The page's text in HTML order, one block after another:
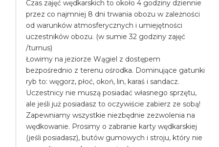
Czas zajęć wędkarskich to około 4 godziny dziennie
przez co najmniej 8 dni trwania obozu w zależności
od warunków atmosferycznych i umiejętności
uczestników obozu. (w sumie 32 godziny zajęć
/turnus)
Łowimy na jeziorze Wągiel z dostępem
bezpośrednio z terenu ośrodka. Dominujące gatunki
ryb to: węgorz, płoć, okoń, lin, karaś i sandacz.
Uczestnicy nie muszą posiadać własnego sprzętu,
ale jeśli już posiadasz to oczywiście zabierz ze sobą!
Zapewniamy wszystkie niezbędnie zezwolenia na
wędkowanie. Prosimy o zabranie karty wędkarskiej
(jeśli posiadasz), butów gumowych i stroju, który nie